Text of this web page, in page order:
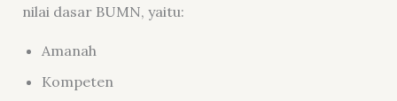
nilai dasar BUMN, yaitu:
Amanah
Kompeten